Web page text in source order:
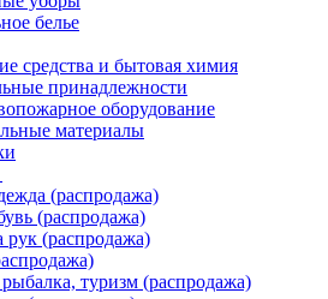
белье
средства и бытовая химия
принадлежности
оборудование
материалы
(распродажа)
(распродажа)
рук (распродажа)
туризм (распродажа)